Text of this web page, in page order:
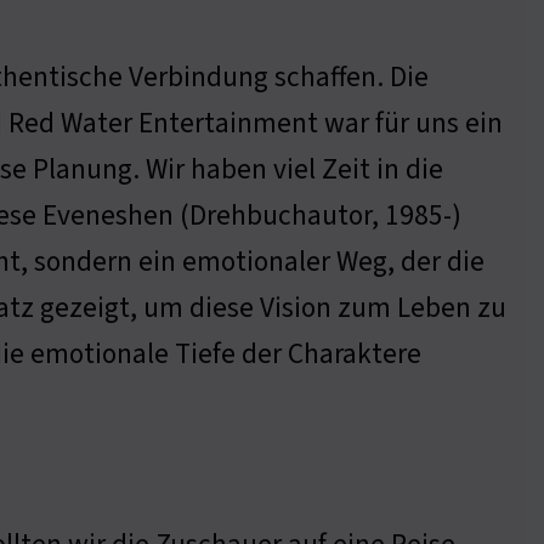
Verbindung schaffen. Die
Water Entertainment war für uns ein
Planung. Wir haben viel Zeit in die
Eveneshen (Drehbuchautor, 1985-)
sondern ein emotionaler Weg, der die
gezeigt, um diese Vision zum Leben zu
emotionale Tiefe der Charaktere